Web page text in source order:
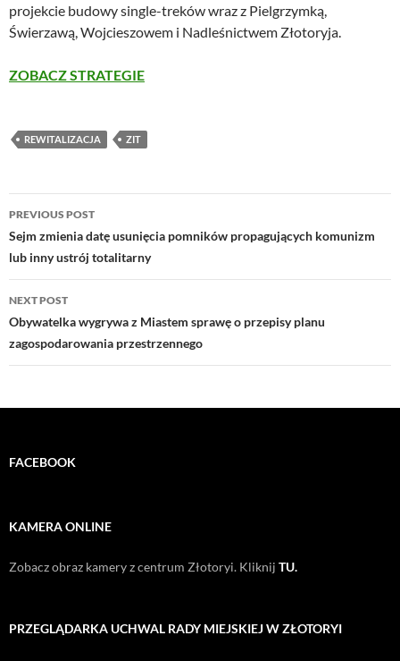
projekcie budowy single-treków wraz z Pielgrzymką,
Świerzawą, Wojcieszowem i Nadleśnictwem Złotoryja.
ZOBACZ STRATEGIE
REWITALIZACJA ZIT
Post
navigation
PREVIOUS POST
Sejm zmienia datę usunięcia pomników propagujących komunizm
lub inny ustrój totalitarny
NEXT POST
Obywatelka wygrywa z Miastem sprawę o przepisy planu
zagospodarowania przestrzennego
FACEBOOK
KAMERA ONLINE
Zobacz obraz kamery z centrum Złotoryi. Kliknij TU.
PRZEGLĄDARKA UCHWAL RADY MIEJSKIEJ W ZŁOTORYI